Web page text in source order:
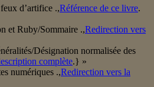
d’artifice .,Référence de ce livre.
et Ruby/Sommaire .,Redirection vers
Désignation normalisée des
complète.} »
numériques .,Redirection vers la